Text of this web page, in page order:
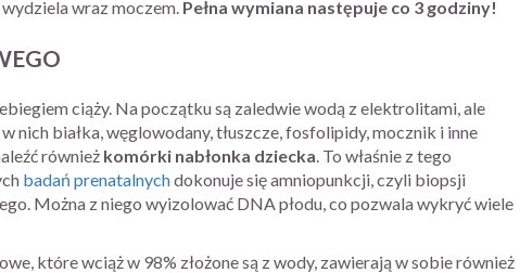
wraz moczem. Pełna wymiana następuje co 3 godziny!
ciąży. Na początku są zaledwie wodą z elektrolitami, ale
nich białka, węglowodany, tłuszcze, fosfolipidy, mocznik i inne
również komórki nabłonka dziecka. To właśnie z tego
badań prenatalnychdokonuje się amniopunkcji, czyli biopsji
Można z niego wyizolować DNA płodu, co pozwala wykryć wiele
które wciąż w 98% złożone są z wody, zawierają w sobie również